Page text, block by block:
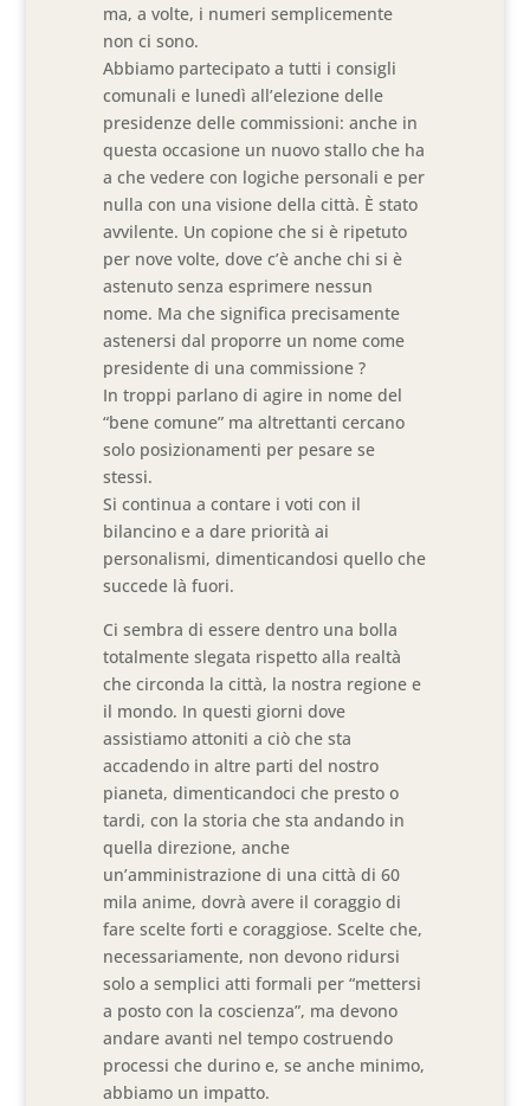
ma, a volte, i numeri semplicemente
non ci sono.
Abbiamo partecipato a tutti i consigli
comunali e lunedì all’elezione delle
presidenze delle commissioni: anche in
questa occasione un nuovo stallo che ha
a che vedere con logiche personali e per
nulla con una visione della città. È stato
avvilente. Un copione che si è ripetuto
per nove volte, dove c’è anche chi si è
astenuto senza esprimere nessun
nome. Ma che significa precisamente
astenersi dal proporre un nome come
presidente di una commissione ?
In troppi parlano di agire in nome del
“bene comune” ma altrettanti cercano
solo posizionamenti per pesare se
stessi.
Si continua a contare i voti con il
bilancino e a dare priorità ai
personalismi, dimenticandosi quello che
succede là fuori.
Ci sembra di essere dentro una bolla
totalmente slegata rispetto alla realtà
che circonda la città, la nostra regione e
il mondo. In questi giorni dove
assistiamo attoniti a ciò che sta
accadendo in altre parti del nostro
pianeta, dimenticandoci che presto o
tardi, con la storia che sta andando in
quella direzione, anche
un’amministrazione di una città di 60
mila anime, dovrà avere il coraggio di
fare scelte forti e coraggiose. Scelte che,
necessariamente, non devono ridursi
solo a semplici atti formali per “mettersi
a posto con la coscienza”, ma devono
andare avanti nel tempo costruendo
processi che durino e, se anche minimo,
abbiamo un impatto.